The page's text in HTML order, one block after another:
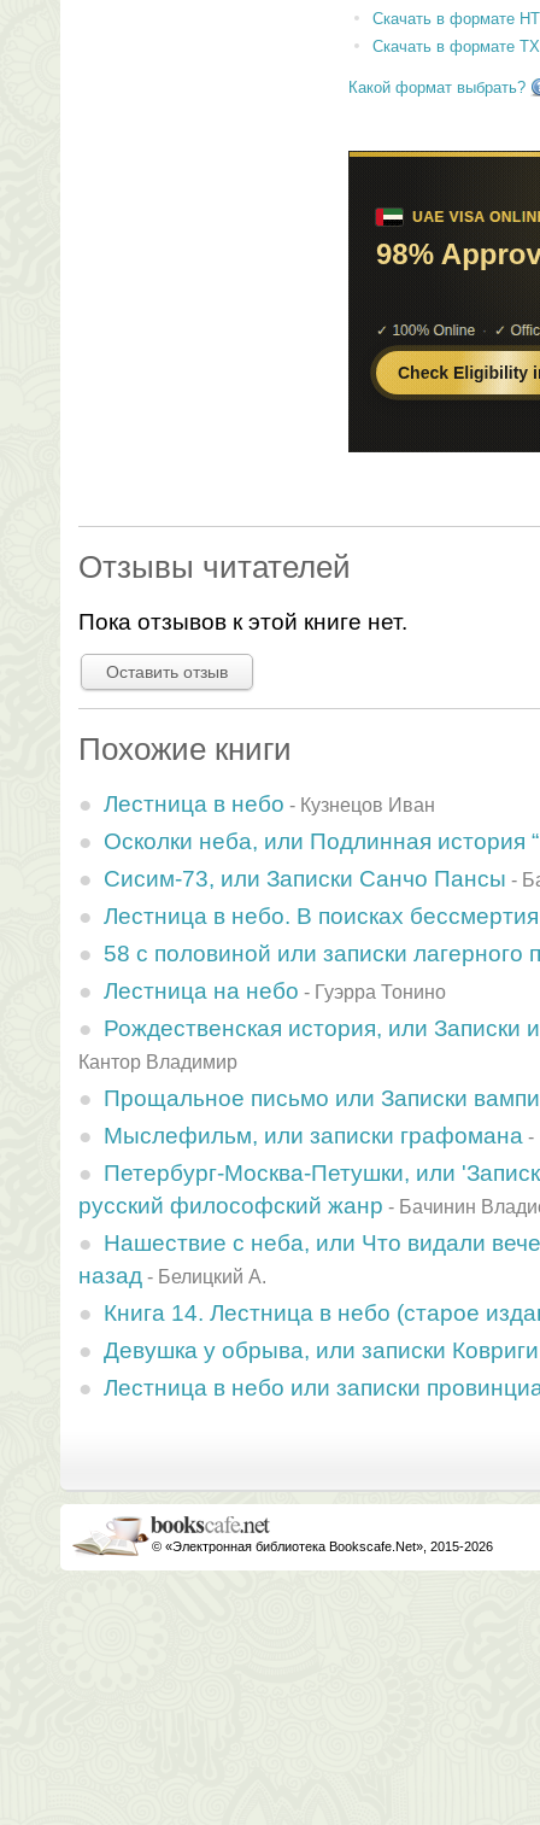
Скачать в формате
Скачать в формате
Какой формат выбрать?
Отзывы читателей
Пока отзывов к этой книге нет.
Оставить отзыв
Похожие книги
Лестница в небо - Кузнецов Иван
Осколки неба, или Подлинная история
Сисим-73, или Записки Санчо Пансы -
Лестница в небо. В поисках бессмертия
58 с половиной или записки лагерного
Лестница на небо - Гуэрра Тонино
Рождественская история, или Записки
Кантор Владимир
Прощальное письмо или Записки
Мыслефильм, или записки графомана -
Петербург-Москва-Петушки, или
русский философский жанр - Бачинин
Нашествие с неба, или Что видали
назад - Белицкий А.
Книга 14. Лестница в небо (старое
Девушка у обрыва, или записки
Лестница в небо или записки
© «Электронная библиотека Bookscafe.Net», 2015-2026